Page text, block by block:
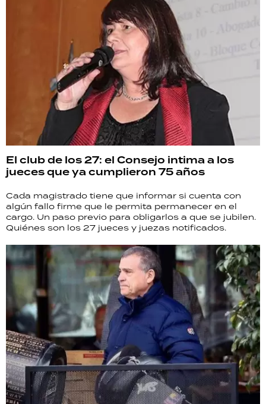
El club de los 27: el Consejo intima a los
jueces que ya cumplieron 75 años
Cada magistrado tiene que informar si cuenta con
algún fallo firme que le permita permanecer en el
cargo. Un paso previo para obligarlos a que se jubilen.
Quiénes son los 27 jueces y juezas notificados.